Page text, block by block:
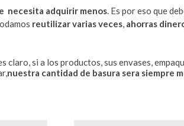
necesita adquirir menos . Es por eso que
reutilizar varias veces ahorras
claro, si a los productos, sus envases,
nuestra cantidad de basura sera siempre